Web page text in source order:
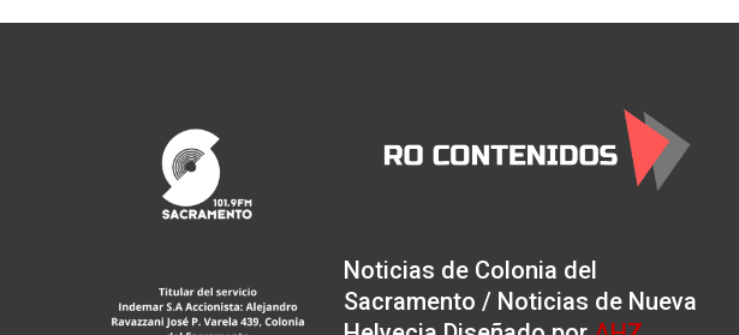
Noticias de Colonia del
Sacramento / Noticias de Nueva